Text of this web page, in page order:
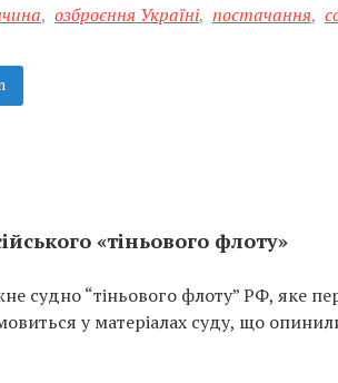
, озброєння Україні, постачання,
«тіньового флоту»
судно “тіньового флоту” РФ, яке
у матеріалах суду, що